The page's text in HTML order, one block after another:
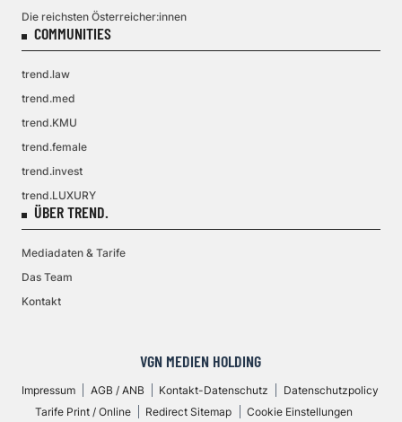
Die reichsten Österreicher:innen
COMMUNITIES
trend.law
trend.med
trend.KMU
trend.female
trend.invest
trend.LUXURY
ÜBER TREND.
Mediadaten & Tarife
Das Team
Kontakt
VGN MEDIEN HOLDING
Impressum AGB / ANB Kontakt-Datenschutz
Datenschutzpolicy
Tarife Print / Online
Redirect Sitemap Cookie Einstellungen